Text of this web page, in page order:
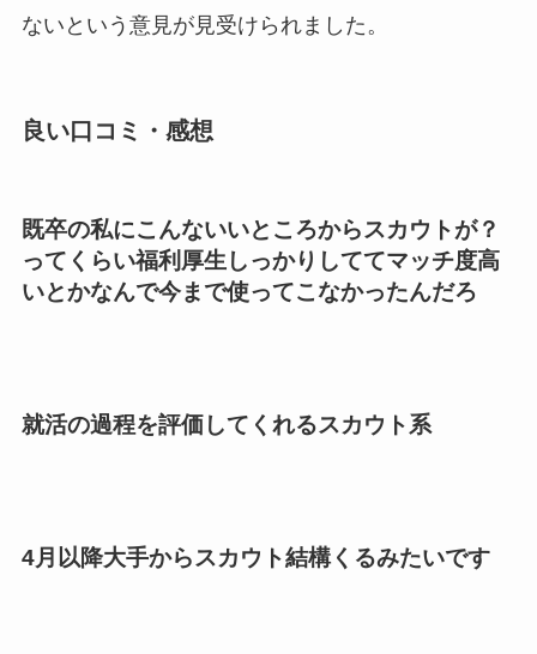
ないという意見が見受けられました。
良い口コミ・感想
既卒の私にこんないいところからスカウトが？
ってくらい福利厚生しっかりしててマッチ度高
いとかなんで今まで使ってこなかったんだろ
就活の過程を評価してくれるスカウト系
4月以降大手からスカウト結構くるみたいです